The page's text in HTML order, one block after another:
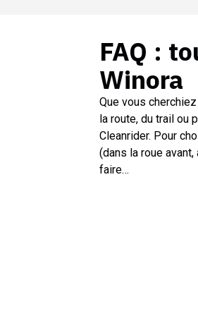
FAQ :
Winora
Que vous
la route, du trail ou
Cleanrider. Pour
(dans la roue
faire…